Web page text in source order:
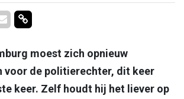
Twitter
op Whatsapp
Delen via Mail
Delen via link
moest zich opnieuw
voor de politierechter, dit keer
keer. Zelf houdt hij het liever op